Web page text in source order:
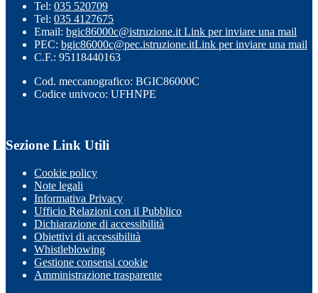
Tel: 035 520709
Tel: 035 4127675
Email: bgic86000c@istruzione.it Link per inviare una mail
PEC: bgic86000c@pec.istruzione.itLink per inviare una mail
C.F.: 95118440163
Cod. meccanografico: BGIC86000C
Codice univoco: UFHNPE
Sezione Link Utili
Cookie policy
Note legali
Informativa Privacy
Ufficio Relazioni con il Pubblico
Dichiarazione di accessibilità
Obiettivi di accessibilità
Whistleblowing
Gestione consensi cookie
Amministrazione trasparente